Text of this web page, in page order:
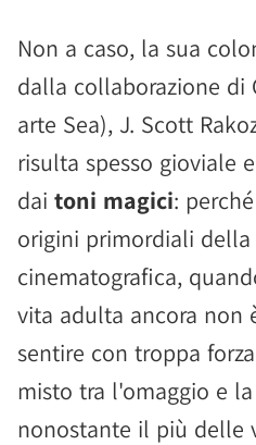
Non a caso, la sua
dalla collaborazione di
arte Sea), J. Scott
risulta spesso gioviale
dai toni magici:
origini primordiali della
cinematografica,
vita adulta ancora non
sentire con troppa
misto tra l'omaggio e
nonostante il più delle